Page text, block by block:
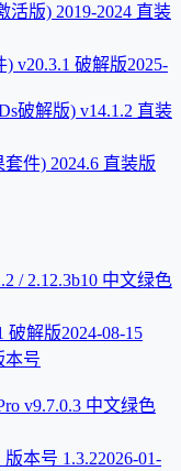
活版) 2019-2024 直装
) v20.3.1 破解版2025-
破解版) v14.1.2 直装
件) 2024.6 直装版
/ 2.12.3b10 中文绿色
破解版2024-08-15
本号
v9.7.0.3 中文绿色
本号 1.3.22026-01-